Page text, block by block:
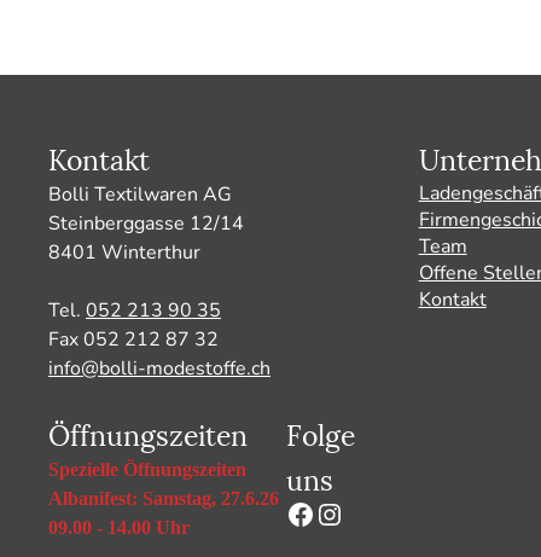
Kontakt
Bolli Textilwaren AG
Steinberggasse 12/14
8401 Winterthur
Tel. 052 213 90 35
Fax 052 212 87 32
info@bolli-modestoffe.ch
Öffnungszeiten
Spezielle Öffnungszeiten
Albanifest: Samstag, 27.6.26
09.00 - 14.00 Uhr
Folge
uns
Facebook
Instagram
Team
Offene
Kontakt